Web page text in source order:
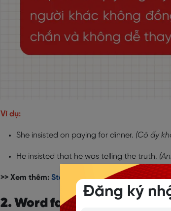
Ví dụ:
She insisted on paying for dinner. (Cô ấy
He insisted that he was telling the truth.
>> Xem thêm: Stand in là gì? Ý nghĩa và cách
2. Word family của từ Insist
Đăng ký